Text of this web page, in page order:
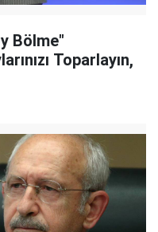
Bölme"
Toparlayın,